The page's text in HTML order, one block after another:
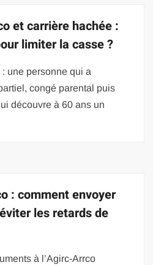
et carrière hachée :
limiter la casse ?
une personne qui a
congé parental puis
découvre à 60 ans un
: comment envoyer
les retards de
à l’Agirc-Arrco